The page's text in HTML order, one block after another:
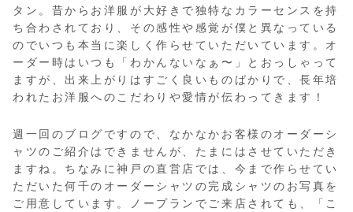
タン。昔からお洋服が大好きで独特なカラーセンスを持
ち合わされており、その感性や感覚が僕と異なっている
のでいつも本当に楽しく作らせていただいています。オ
ーダー時はいつも「わかんないなぁ〜」とおっしゃって
ますが、出来上がりはすごく良いものばかりで、長年培
われたお洋服へのこだわりや愛情が伝わってきます！
週一回のブログですので、なかなかお客様のオーダーシ
ャツのご紹介はできませんが、たまにはさせていただき
ますね。ちなみに神戸の直営店では、今まで作らせてい
ただいた何千のオーダーシャツの完成シャツのお写真を
ご用意しています。ノープランでご来店されても、「こ